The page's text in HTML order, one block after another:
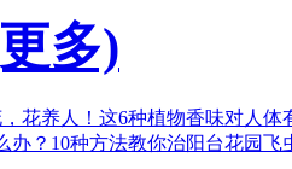
多)
花养人！ 这6种植物香味对人体
办？ 10种方法教你治阳台花园飞